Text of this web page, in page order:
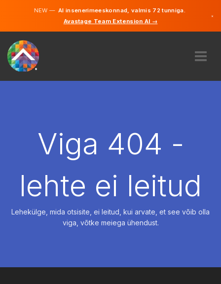
NEW —AI insenerimeeskonnad, valmis 72 tunniga.
Avastage Team Extension AI →
×
PALKAMAViga 404 -
lehte ei leitud
Lehekülge, mida otsisite, ei leitud, kui arvate, et see võib olla
viga, võtke meiega ühendust.